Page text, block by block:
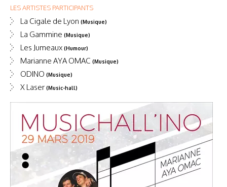
LES ARTISTES PARTICIPANTS
La Cigale de Lyon (Musique)
La Gammine (Musique)
Les Jumeaux (Humour)
Marianne AYA OMAC (Musique)
ODINO (Musique)
X Laser (Music-hall)